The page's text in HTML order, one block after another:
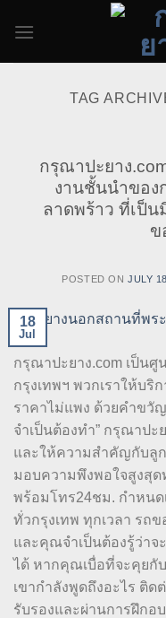
TAG
กรุณาปะยาง
งานชั้นนำของ
ลาดพร้าว ที่เป็
ข
POSTED ON JULY
18
Jul
กรุณาปะยาง.com เป็น
กรุงเทพฯ พวกเราให้บ
ราคาไม่แพง ด้วยคำขวั
จำเป็นต้องทำ” กรุณาปะ
และให้ความสำคัญกับลู
มอบความพึงพอใจสูงสุ
พร้อมโทร24ชม. กำหน
ทั่วกรุงเทพ ทุกเวลา ร
และคุณจำเป็นต้องรู้ว่าจ
ได้ หากคุณเบื่อที่จะคุยกั
เขากำลังพูดถึงอะไร ติด
รับรองและผ่านการฝึกอ